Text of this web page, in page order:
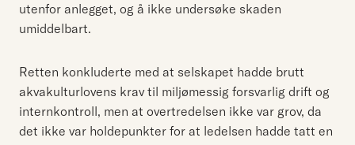
utenfor anlegget, og å ikke undersøke skaden
umiddelbart.
Retten konkluderte med at selskapet hadde brutt
akvakulturlovens krav til miljømessig forsvarlig drift og
internkontroll, men at overtredelsen ikke var grov, da
det ikke var holdepunkter for at ledelsen hadde tatt en